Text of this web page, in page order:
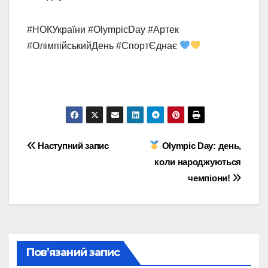
#НОКУкраїни #OlympicDay #Артек
#ОлімпійськийДень #СпортЄднає
Навігація
Olympic Day: день,
коли народжуються
чемпіони!
Наступний запис
Пов’язаний запис